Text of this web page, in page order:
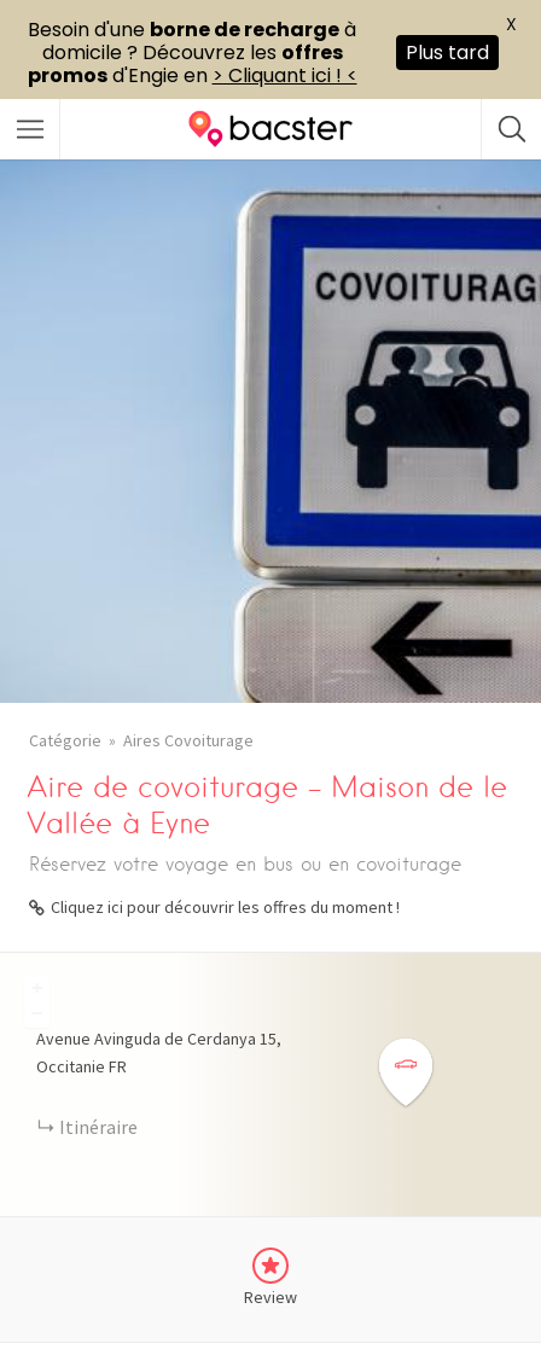
Catégorie Aires Covoiturage
Aire de covoiturage – Maison de le
Vallée à Eyne
Réservez votre voyage en bus ou en covoiturage
Cliquez ici pour découvrir les offres du moment !
Avenue Avinguda de Cerdanya 15
Occitanie FR
Itinéraire
Review
Besoin d'une borne de rechargeà
domicile ? Découvrez les offres
promosd'Engie en > Cliquant ici ! <
Plus tard
X